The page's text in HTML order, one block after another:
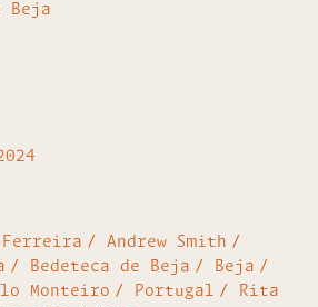
Beja
Ferreira
Andrew Smith
Bedeteca de Beja
Beja
Monteiro Portugal
Rita